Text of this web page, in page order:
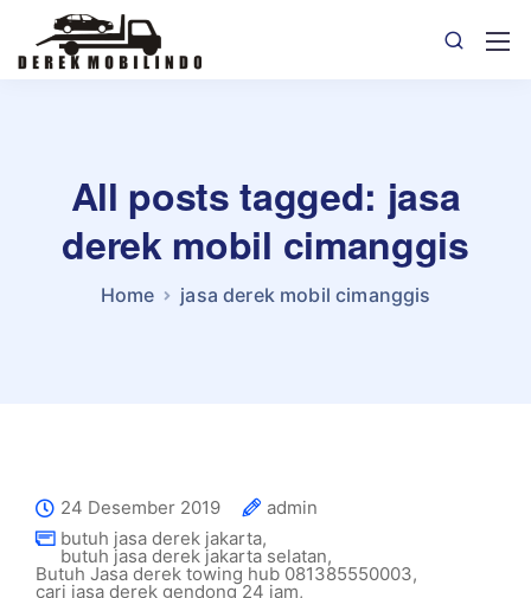
All posts tagged: jasa
derek mobil cimanggis
Home jasa derek mobil cimanggis
24 Desember 2019
admin
butuh jasa derek jakarta,
butuh jasa derek jakarta selatan,
Butuh Jasa derek towing hub 081385550003,
cari jasa derek gendong 24 jam,